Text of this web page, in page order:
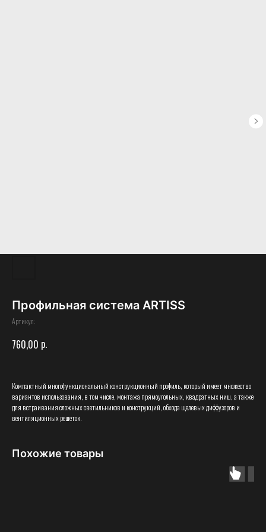
Профильная система ARTISS
Артикул:
760,00 р.
Компактный многофункциональный конструкционный профиль, который имеет множество
вариантов использования, в том числе, монтажа прямоугольных, квадратных ниш, а также
для встраивания сложных светильников и конструкций, обхода щелевых диффузоров и
вентиляционных решеток.
Похожие товары